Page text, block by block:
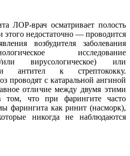
ЛОР-врач осматривает полость
этого недостаточно — проводится
возбудителя заболевания
исследование
или вирусологическое) или
антител к стрептококку.
проводят с катаральной ангиной
отличие между двумя этими
том, что при фарингите часто
фарингита как ринит (насморк),
никогда не наблюдаются